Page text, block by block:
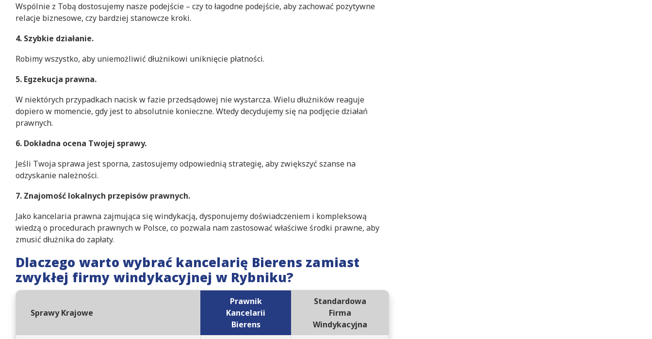
Wspólnie z Tobą dostosujemy nasze podejście – czy to łagodne podejście, aby zachować pozytywne
relacje biznesowe, czy bardziej stanowcze kroki.
4. Szybkie działanie.
Robimy wszystko, aby uniemożliwić dłużnikowi uniknięcie płatności.
5. Egzekucja prawna.
W niektórych przypadkach nacisk w fazie przedsądowej nie wystarcza. Wielu dłużników reaguje
dopiero w momencie, gdy jest to absolutnie konieczne. Wtedy decydujemy się na podjęcie działań
prawnych.
6. Dokładna ocena Twojej sprawy.
Jeśli Twoja sprawa jest sporna, zastosujemy odpowiednią strategię, aby zwiększyć szanse na
odzyskanie należności.
7. Znajomość lokalnych przepisów prawnych.
Jako kancelaria prawna zajmująca się windykacją, dysponujemy doświadczeniem i kompleksową
wiedzą o procedurach prawnych w Polsce, co pozwala nam zastosować właściwe środki prawne, aby
zmusić dłużnika do zapłaty.
Dlaczego warto wybrać kancelarię Bierens zamiast
zwykłej firmy windykacyjnej w Rybniku?
Sprawy Krajowe
Prawnik
Kancelarii
Bierens
Standardowa
Firma
Windykacyjna